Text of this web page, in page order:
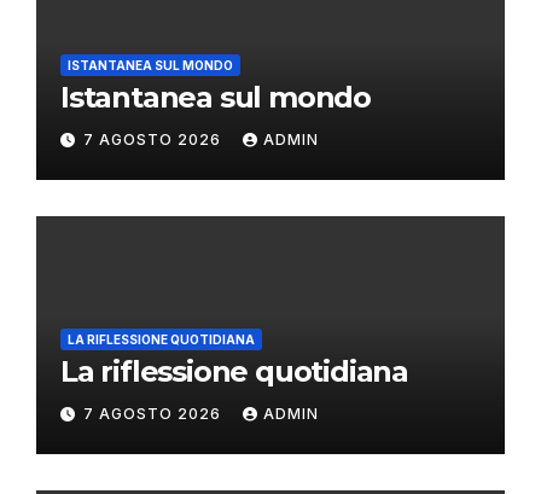
ISTANTANEA SUL MONDO
Istantanea sul mondo
7 AGOSTO 2026 ADMIN
LA RIFLESSIONE QUOTIDIANA
La riflessione quotidiana
7 AGOSTO 2026 ADMIN